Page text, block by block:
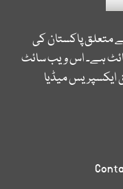
متعلق پاکستان کی
ہے۔ اس ویب سائٹ
ایکسپریس میڈیا